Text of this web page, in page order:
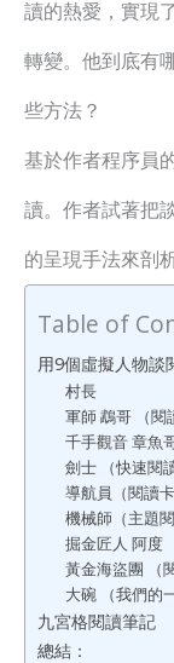
讀的熱愛，實現
轉變。他到底有
些方法？
基於作者程序員
讀。作者試著把
的呈現手法來剖
Table of
用9個虛擬人物談
村長
軍師 鵡哥 （閱
千手觀音 章魚
劍士 （快速閱讀
導航員（閱讀
機械師（主題閱
掘金匠人 阿度
黃金海盜團 （
大碗 （我們的
九宮格閱讀筆記
總結：